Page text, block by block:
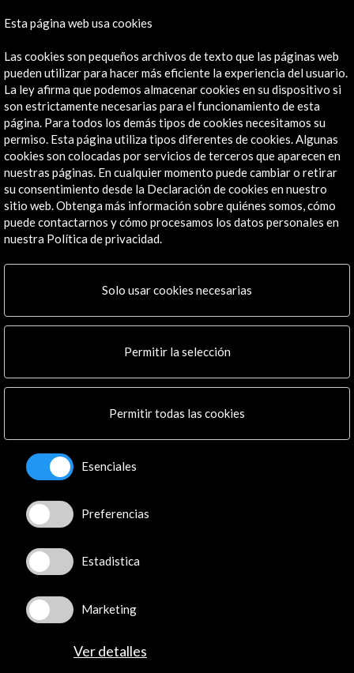
Contacta
info@accioncultural.es
+34 91 700 4000
José Abascal, 4 - 4º
28003 Madrid, España
Canales de contacto
Explora
Institucional
Residencias
Noticias
Boletín digital
Logo y crédito a AC/E
Conecta
Instagram
LinkedIn
Facebook
Youtube
Flickr
TikTok
Esta página web usa cookies
Las cookies son pequeños archivos de texto que las páginas web
pueden utilizar para hacer más eficiente la experiencia del usuario.
La ley afirma que podemos almacenar cookies en su dispositivo si
son estrictamente necesarias para el funcionamiento de esta
página. Para todos los demás tipos de cookies necesitamos su
permiso. Esta página utiliza tipos diferentes de cookies. Algunas
cookies son colocadas por servicios de terceros que aparecen en
nuestras páginas. En cualquier momento puede cambiar o retirar
su consentimiento desde la Declaración de cookies en nuestro
sitio web. Obtenga más información sobre quiénes somos, cómo
puede contactarnos y cómo procesamos los datos personales en
nuestra Política de privacidad.
Solo usar cookies necesarias
Permitir la selección
Permitir todas las cookies
Esenciales
Preferencias
Estadistica
Marketing
Ver detalles